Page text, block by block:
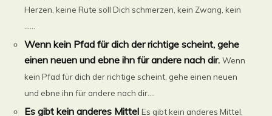
Herzen, keine Rute soll Dich schmerzen, kein Zwang, kein
Wenn kein Pfad für dich der richtige scheint, gehe
einen neuen und ebne ihn für andere nach dir. Wenn
kein Pfad für dich der richtige scheint, gehe einen neuen
und ebne ihn für andere nach dir....
Es gibt kein anderes Mittel Es gibt kein anderes Mittel,